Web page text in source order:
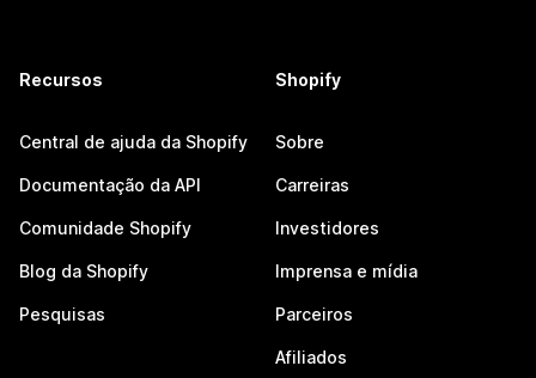
Recursos
Central de ajuda da Shopify
Documentação da API
Comunidade Shopify
Blog da Shopify
Pesquisas
Shopify
Sobre
Carreiras
Investidores
Imprensa e mídia
Parceiros
Afiliados